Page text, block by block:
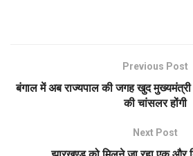
Previous Post
बंगाल में अब राज्यपाल की जगह खुद मुख्यमंत्री
की चांसलर होंगी
Next Post